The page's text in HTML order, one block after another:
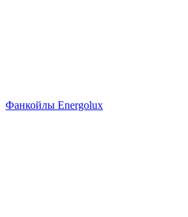
Фанкойлы Energolux